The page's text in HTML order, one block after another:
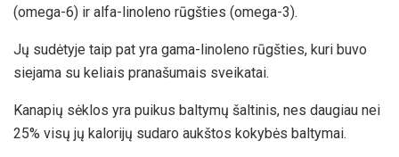
(omega-6) ir alfa-linoleno rūgšties (omega-3).
Jų sudėtyje taip pat yra gama-linoleno rūgšties, kuri buvo
siejama su keliais pranašumais sveikatai.
Kanapių sėklos yra puikus baltymų šaltinis, nes daugiau nei
25% visų jų kalorijų sudaro aukštos kokybės baltymai.